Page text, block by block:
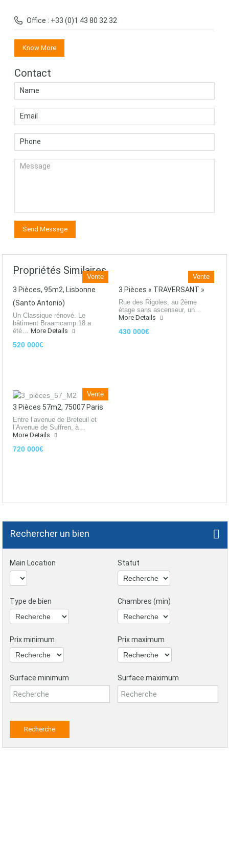
Office : +33 (0)1 43 80 32 32
Know More
Contact
Propriétés Similaires
Vente
3 Pièces, 95m2, Lisbonne
(Santo Antonio)
Un Classique rénové. Le
bâtiment Braamcamp 18 a
été… More Details
520 000€
Vente
3 Pièces « TRAVERSANT »
Rue des Rigoles, au 2ème
étage sans ascenseur, un…
More Details
430 000€
Vente
3 Pièces 57m2, 75007 Paris
Entre l’avenue de Breteuil et
l’Avenue de Suffren, à…
More Details
720 000€
Rechercher un bien
Main Location Statut
Type de bien Chambres (min)
Prix minimum Prix maximum
Surface minimum Surface maximum